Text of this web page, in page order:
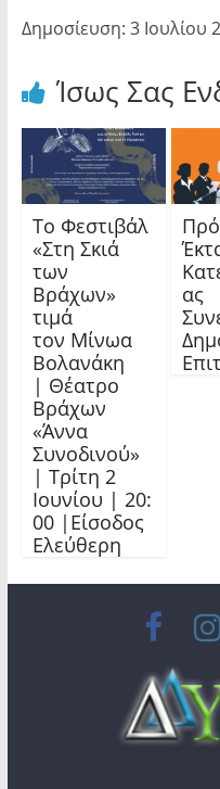
Δημοσίευση: 3 Ιουλίου
Ίσως Σας
Το Φεστιβάλ
«Στη Σκιά
των
Βράχων»
τιμά
τον Μίνωα
Βολανάκη
| Θέατρο
Βράχων
«Άννα
Συνοδινού»
| Τρίτη 2
Ιουνίου | 20:
00 |Είσοδος
Ελεύθερη
ας